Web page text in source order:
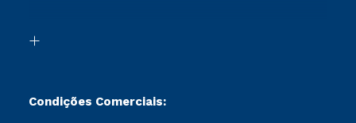
Formação Pedagógica - R2
Condições Comerciais: